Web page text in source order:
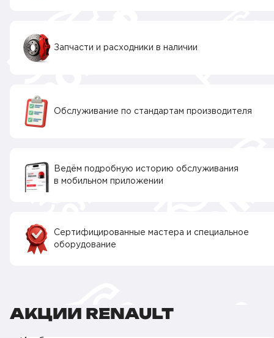
Запчасти и расходники в наличии
Обслуживание по стандартам производителя
Ведём подробную историю обслуживания
в мобильном приложении
Сертифицированные мастера и специальное
оборудование
АКЦИИ RENAULT